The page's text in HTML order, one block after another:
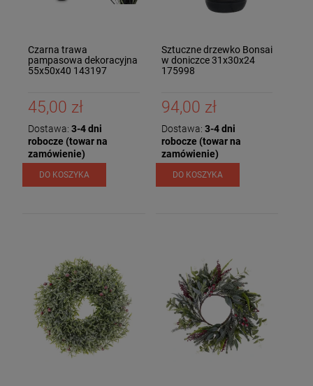
Czarna trawa
pampasowa dekoracyjna
55x50x40 143197
45,00 zł
Dostawa: 3-4 dni
robocze (towar na
zamówienie)
DO KOSZYKA
Sztuczne drzewko Bonsai
w doniczce 31x30x24
175998
94,00 zł
Dostawa: 3-4 dni
robocze (towar na
zamówienie)
DO KOSZYKA